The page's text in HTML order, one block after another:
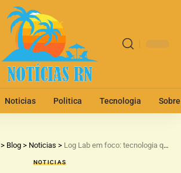
Noticias Politica Tecnologia
> Blog > Noticias > Log Lab em foco: tecnologia que vira serviço ao cidadão
NOTICIAS